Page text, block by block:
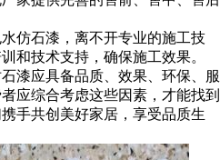
石漆，离不开专业的施工技
和技术支持，确保施工效果。
应具备品质、效果、环保、服
应综合考虑这些因素，才能找到
手共创美好家居，享受品质生